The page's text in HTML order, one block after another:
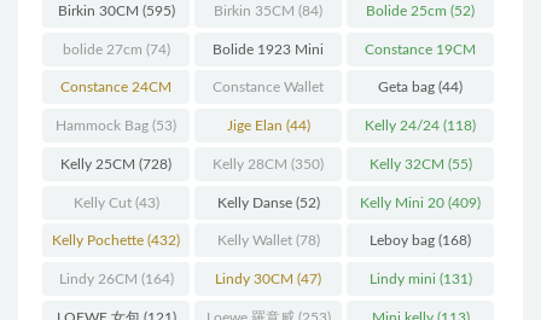
Birkin 30CM (595) Birkin 35CM (84) Bolide 25cm (52)
bolide 27cm (74) Bolide 1923 Mini
(93)
Constance 19CM
(571)
Constance 24CM
(216)
Constance Wallet
(60)
Geta bag (44)
Hammock Bag (53) Jige Elan (44) Kelly 24/24 (118)
Kelly 25CM (728) Kelly 28CM (350) Kelly 32CM (55)
Kelly Cut(43) Kelly Danse(52) Kelly Mini 20 (409)
Kelly Pochette (432) Kelly Wallet(78) Leboy bag (168)
Lindy 26CM (164) Lindy 30CM (47) Lindy mini (131)